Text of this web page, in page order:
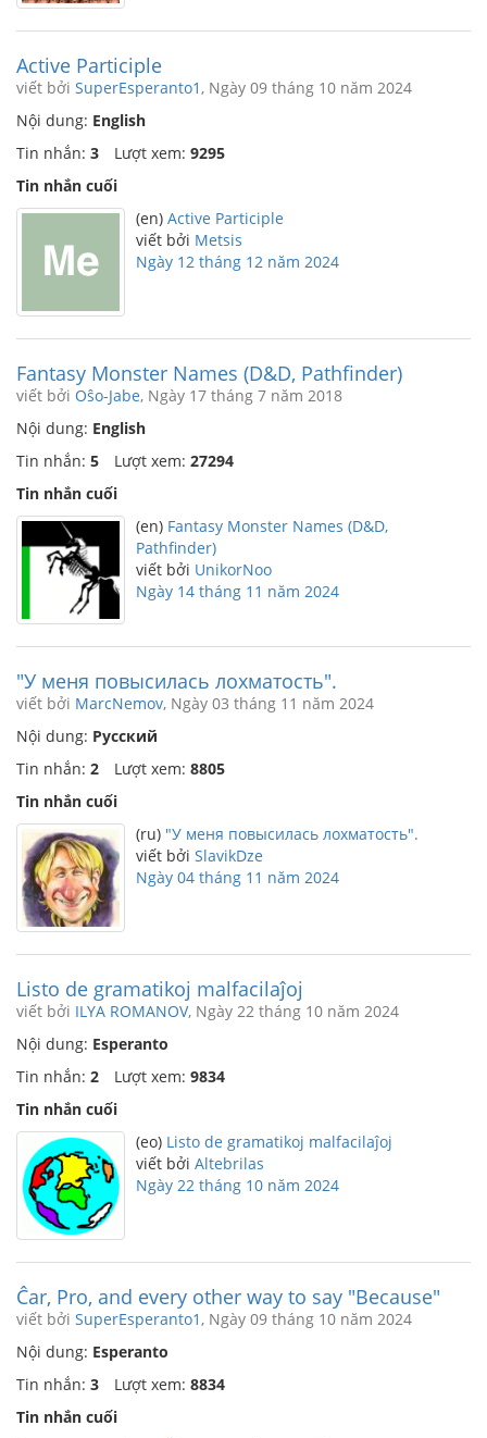
Active Participle
viết bởi SuperEsperanto1 , Ngày 09 tháng 10 năm 2024
Nội dung: English
Tin nhắn: 3 Lượt xem: 9295
Tin nhắn cuối
(en) Active Participle
viết bởi Metsis
Ngày 12 tháng 12 năm 2024
Fantasy Monster Names (D&D, Pathfinder)
viết bởi Oŝo-Jabe, Ngày 17 tháng 7 năm 2018
Nội dung: English
Tin nhắn: 5 Lượt xem: 27294
Tin nhắn cuối
(en) Fantasy Monster Names (D&D,
Pathfinder)
viết bởi UnikorNoo
Ngày 14 tháng 11 năm 2024
"У меня повысилась лохматость".
viết bởi MarcNemov, Ngày 03 tháng 11 năm 2024
Nội dung: Русский
Tin nhắn: 2 Lượt xem: 8805
Tin nhắn cuối
(ru) "У меня повысилась лохматость".
viết bởi SlavikDze
Ngày 04 tháng 11 năm 2024
Listo de gramatikoj malfacilaĵoj
viết bởi ILYA ROMANOV, Ngày 22 tháng 10 năm 2024
Nội dung: Esperanto
Tin nhắn: 2 Lượt xem: 9834
Tin nhắn cuối
(eo) Listo de gramatikoj malfacilaĵoj
viết bởi Altebrilas
Ngày 22 tháng 10 năm 2024
Ĉar, Pro, and every other way to say "Because"
viết bởi SuperEsperanto1 , Ngày 09 tháng 10 năm 2024
Nội dung: Esperanto
Tin nhắn: 3 Lượt xem: 8834
Tin nhắn cuối